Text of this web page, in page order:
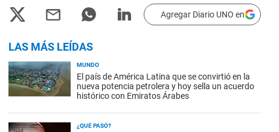
Agregar Diario UNO en
LAS MÁS LEÍDAS
MUNDO
El país de América Latina que se convirtió en la
nueva potencia petrolera y hoy sella un acuerdo
histórico con Emiratos Árabes
¿QUÉ PASÓ?